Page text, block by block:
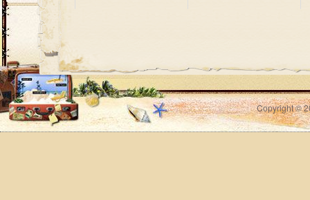
Copyright ©